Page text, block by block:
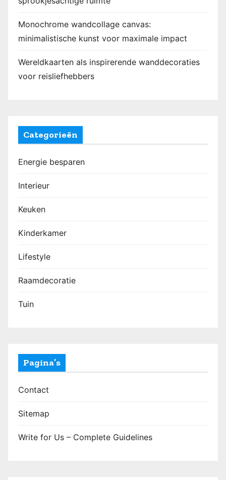
Monochrome wandcollage canvas:
minimalistische kunst voor maximale impact
Wereldkaarten als inspirerende wanddecoraties
voor reisliefhebbers
Categorieën
Energie besparen
Interieur
Keuken
Kinderkamer
Lifestyle
Raamdecoratie
Tuin
Pagina’s
Contact
Sitemap
Write for Us – Complete Guidelines